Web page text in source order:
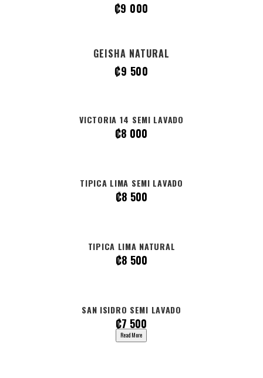
₡9 000
GEISHA NATURAL
₡9 500
VICTORIA 14 SEMI LAVADO
₡8 000
TIPICA LIMA SEMI LAVADO
₡8 500
TIPICA LIMA NATURAL
₡8 500
SAN ISIDRO SEMI LAVADO
₡7 500
Read More